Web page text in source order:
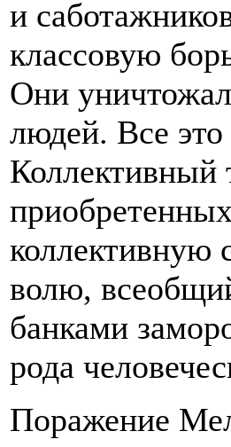
и
классовую
Они
людей. Все это
Коллективный
коллективную
волю,
банками
рода
Поражение